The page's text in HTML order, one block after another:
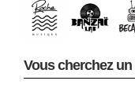
Vous cherchez